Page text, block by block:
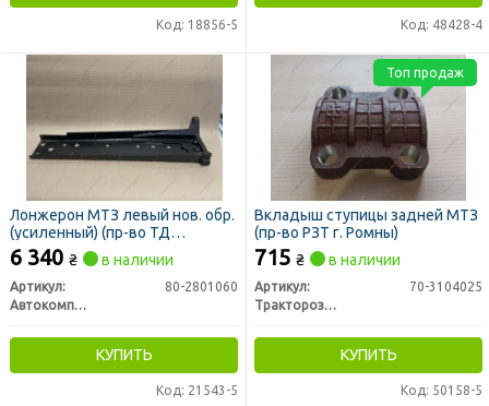
Код: 18856-5 Код: 48428-4
Лонжерон МТЗ левый нов. обр.
(усиленный) (пр-во ТД
Автокомплект)
6 340 ₴ в наличии
Артикул:
80-2801060
Автокомплект ТД (Евро-Лан Трейд)
КУПИТЬ
Код: 21543-5
Вкладыш ступицы задней МТЗ
(пр-во РЗТ г. Ромны)
715 ₴ в наличии
Артикул:
70-3104025
Тракторозапчасть г. Ромны
КУПИТЬ
Код: 50158-5
Топ продаж